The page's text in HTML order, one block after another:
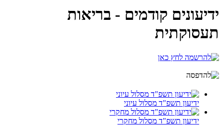
ידיעונים קודמים - בריאות
תעסוקתית
ידיעון תשפ"ד מסלול עיוני
ידיעון תשפ"ד מסלול מחקרי